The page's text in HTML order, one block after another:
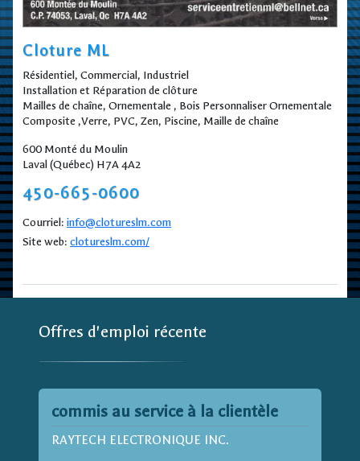
Cloture ML
Résidentiel, Commercial, Industriel
Installation et Réparation de clôture
Mailles de chaîne, Ornementale , Bois Personnaliser Ornementale
Composite ,Verre, PVC, Zen, Piscine, Maille de chaîne
600 Monté du Moulin
Laval (Québec) H7A 4A2
450-665-0600
Courriel: info@clotureslm.com
Site web: clotureslm.com/
Offres d'emploi récente
commis au service à la clientèle
RAYTECH ELECTRONIQUE INC.